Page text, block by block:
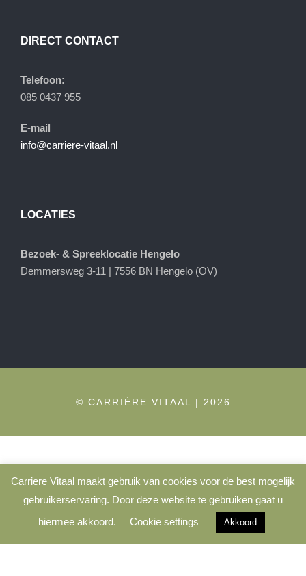
DIRECT CONTACT
Telefoon:
085 0437 955
E-mail
info@carriere-vitaal.nl
LOCATIES
Bezoek- & Spreeklocatie Hengelo
Demmersweg 3-11 | 7556 BN Hengelo (OV)
© CARRIÈRE VITAAL | 2026
Carriere Vitaal maakt gebruik van cookies voor de best mogelijk
gebruikerservaring. Door deze website te gebruiken gaat u
hiermee akkoord.
Cookie settings Akkoord